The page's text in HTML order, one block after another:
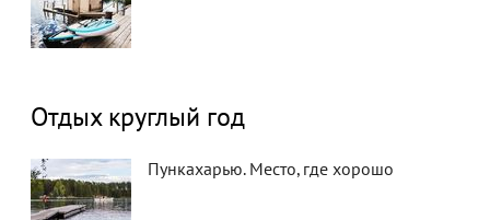
Отдых круглый год
Пункахарью. Место, где хорошо